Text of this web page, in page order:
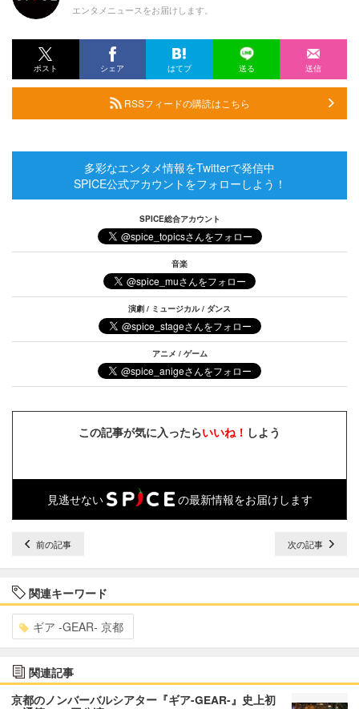
エンタメニュースをお届けします。
ポスト シェア はてブ 送る 送信
RSSフィードの購読はこちら
多彩なエンタメ情報をTwitterで発信中
SPICE公式アカウントをフォローしよう！
SPICE総合アカウント
音楽
演劇 / ミュージカル / ダンス
アニメ / ゲーム
この記事が気に入ったらいいね！ しよう
見逃せない の最新情報をお届けします
前の記事 次の記事
関連キーワード
ギア -GEAR- 京都
関連記事
京都のノンバーバルシアター『ギア-GEAR-』史上初